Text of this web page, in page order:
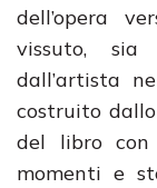
dell’opera
vissuto, sia
dall’artista
costruito
del libro
momenti e